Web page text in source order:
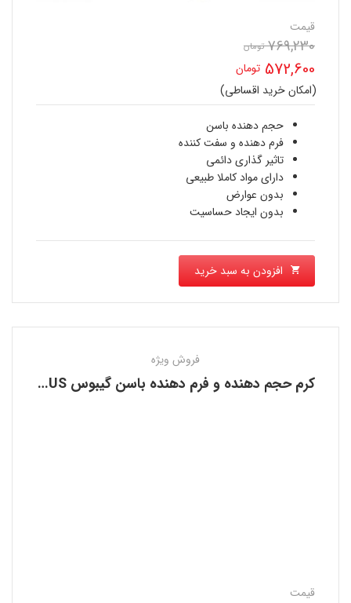
قیمت
769,230 تومان
اصلی
769,230 تومان
بود.
572,600 تومان
قیمت
فعلی
572,600 تومان
است.
(امکان خرید اقساطی)
حجم دهنده باسن
فرم دهنده و سفت کننده
تاثیر گذاری دائمی
دارای مواد کاملا طبیعی
بدون عوارض
بدون ایجاد حساسیت
افزودن به سبد خرید
فروش ویژه
کرم حجم دهنده و فرم دهنده باسن گیبوس GIBBOUS
قیمت